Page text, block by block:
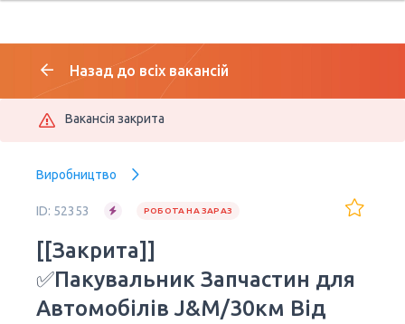
Назад до всіх вакансій
Вакансія закрита
Виробництво
ID: 52353 РОБОТА НА ЗАРАЗ
[[Закрита]]
✅Пакувальник Запчастин для
Автомобілів J&M/30км Від